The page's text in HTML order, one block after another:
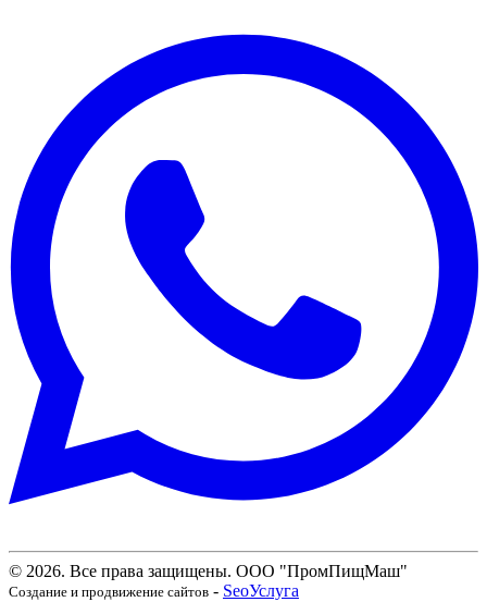
© 2026. Все права защищены. ООО "ПромПищМаш"
Создание и продвижение сайтов - SeoУслуга